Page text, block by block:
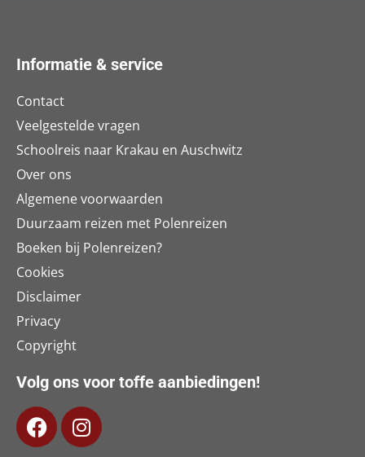
Informatie & service
Contact
Veelgestelde vragen
Schoolreis naar Krakau en Auschwitz
Over ons
Algemene voorwaarden
Duurzaam reizen met Polenreizen
Boeken bij Polenreizen?
Cookies
Disclaimer
Privacy
Copyright
Volg ons voor toffe aanbiedingen!